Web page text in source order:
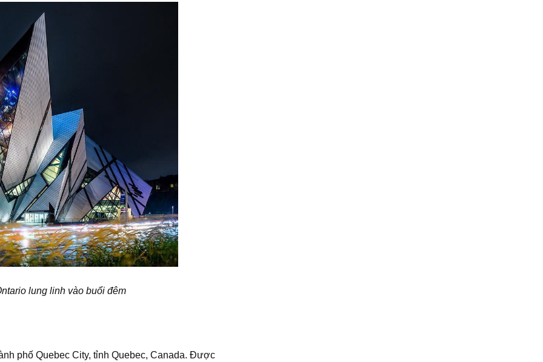
lung linh vào buổi đêm
phố Quebec City, tỉnh Quebec, Canada. Được